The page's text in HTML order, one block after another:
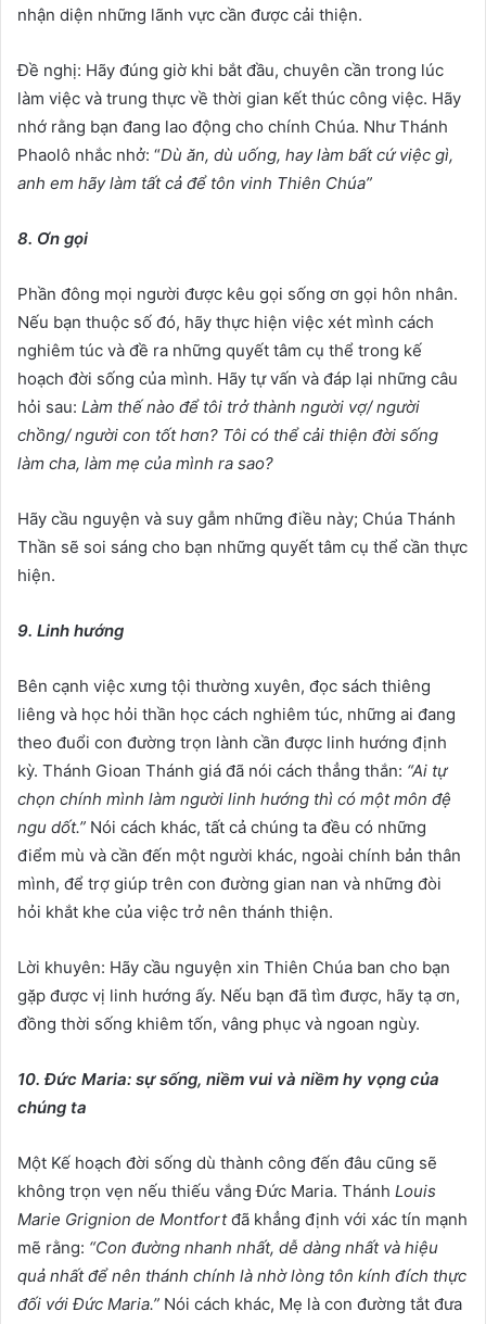
nhận diện những lãnh vực cần được cải thiện.
Đề nghị: Hãy đúng giờ khi bắt đầu, chuyên cần trong lúc
làm việc và trung thực về thời gian kết thúc công việc. Hãy
nhớ rằng bạn đang lao động cho chính Chúa. Như Thánh
Phaolô nhắc nhở: “Dù ăn, dù uống, hay làm bất cứ việc gì,
anh em hãy làm tất cả để tôn vinh Thiên Chúa”
8. Ơn gọi
Phần đông mọi người được kêu gọi sống ơn gọi hôn nhân.
Nếu bạn thuộc số đó, hãy thực hiện việc xét mình cách
nghiêm túc và đề ra những quyết tâm cụ thể trong kế
hoạch đời sống của mình. Hãy tự vấn và đáp lại những câu
hỏi sau: Làm thế nào để tôi trở thành người vợ/ người
chồng/ người con tốt hơn? Tôi có thể cải thiện đời sống
làm cha, làm mẹ của mình ra sao?
Hãy cầu nguyện và suy gẫm những điều này; Chúa Thánh
Thần sẽ soi sáng cho bạn những quyết tâm cụ thể cần thực
hiện.
9. Linh hướng
Bên cạnh việc xưng tội thường xuyên, đọc sách thiêng
liêng và học hỏi thần học cách nghiêm túc, những ai đang
theo đuổi con đường trọn lành cần được linh hướng định
kỳ. Thánh Gioan Thánh giá đã nói cách thẳng thắn: “Ai tự
chọn chính mình làm người linh hướng thì có một môn đệ
ngu dốt.” Nói cách khác, tất cả chúng ta đều có những
điểm mù và cần đến một người khác, ngoài chính bản thân
mình, để trợ giúp trên con đường gian nan và những đòi
hỏi khắt khe của việc trở nên thánh thiện.
Lời khuyên: Hãy cầu nguyện xin Thiên Chúa ban cho bạn
gặp được vị linh hướng ấy. Nếu bạn đã tìm được, hãy tạ ơn,
đồng thời sống khiêm tốn, vâng phục và ngoan ngùy.
10. Đức Maria: sự sống, niềm vui và niềm hy vọng của
chúng ta
Một Kế hoạch đời sống dù thành công đến đâu cũng sẽ
không trọn vẹn nếu thiếu vắng Đức Maria. Thánh Louis
Marie Grignion de Montfortđã khẳng định với xác tín mạnh
mẽ rằng: “Con đường nhanh nhất, dễ dàng nhất và hiệu
quả nhất để nên thánh chính là nhờ lòng tôn kính đích thực
đối với Đức Maria.” Nói cách khác, Mẹ là con đường tắt đưa